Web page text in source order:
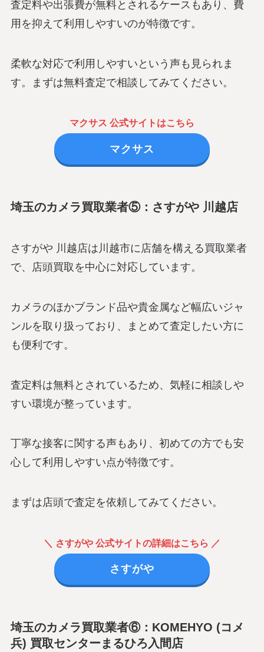
査定料や出張費が無料とされるケースもあり、費
用を抑えて利用しやすいのが特徴です。
柔軟な対応で利用しやすいという声も見られま
す。まずは無料査定で相談してみてください。
マクサス 公式サイトはこちら
マクサス
埼玉のカメラ買取業者⑤：さすがや 川越店
さすがや 川越店は川越市に店舗を構える買取業者
で、店頭買取を中心に対応しています。
カメラのほかブランド品や貴金属など幅広いジャ
ンルを取り扱っており、まとめて査定したい方に
も便利です。
査定料は無料とされているため、気軽に相談しや
すい環境が整っています。
丁寧な接客に関する声もあり、初めての方でも安
心して利用しやすい点が特徴です。
まずは店頭で査定を依頼してみてください。
＼ さすがや 公式サイトの詳細はこちら ／
さすがや
埼玉のカメラ買取業者⑥：KOMEHYO (コメ
兵) 買取センターまるひろ入間店